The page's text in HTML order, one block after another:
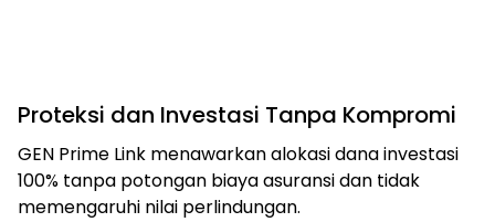
Proteksi dan Investasi Tanpa Kompromi
GEN Prime Link menawarkan alokasi dana investasi
100% tanpa potongan biaya asuransi dan tidak
memengaruhi nilai perlindungan.